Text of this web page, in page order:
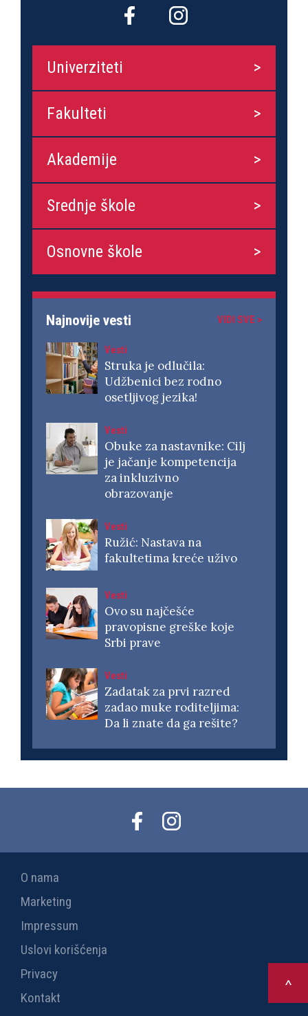
Univerziteti
Fakulteti
Akademije
Srednje škole
Osnovne škole
Najnovije vesti VIDI SVE >
Vesti
Struka je odlučila:
Udžbenici bez rodno
osetljivog jezika!
Vesti
Obuke za nastavnike: Cilj
je jačanje kompetencija
za inkluzivno
obrazovanje
Vesti
Ružić: Nastava na
fakultetima kreće uživo
Vesti
Ovo su najčešće
pravopisne greške koje
Srbi prave
Vesti
Zadatak za prvi razred
zadao muke roditeljima:
Da li znate da ga rešite?
O nama
Marketing
Impressum
Uslovi korišćenja
Privacy
Kontakt
>